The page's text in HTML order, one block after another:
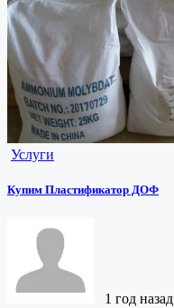
Услуги
Купим Пластификатор ДОФ
1 год назад